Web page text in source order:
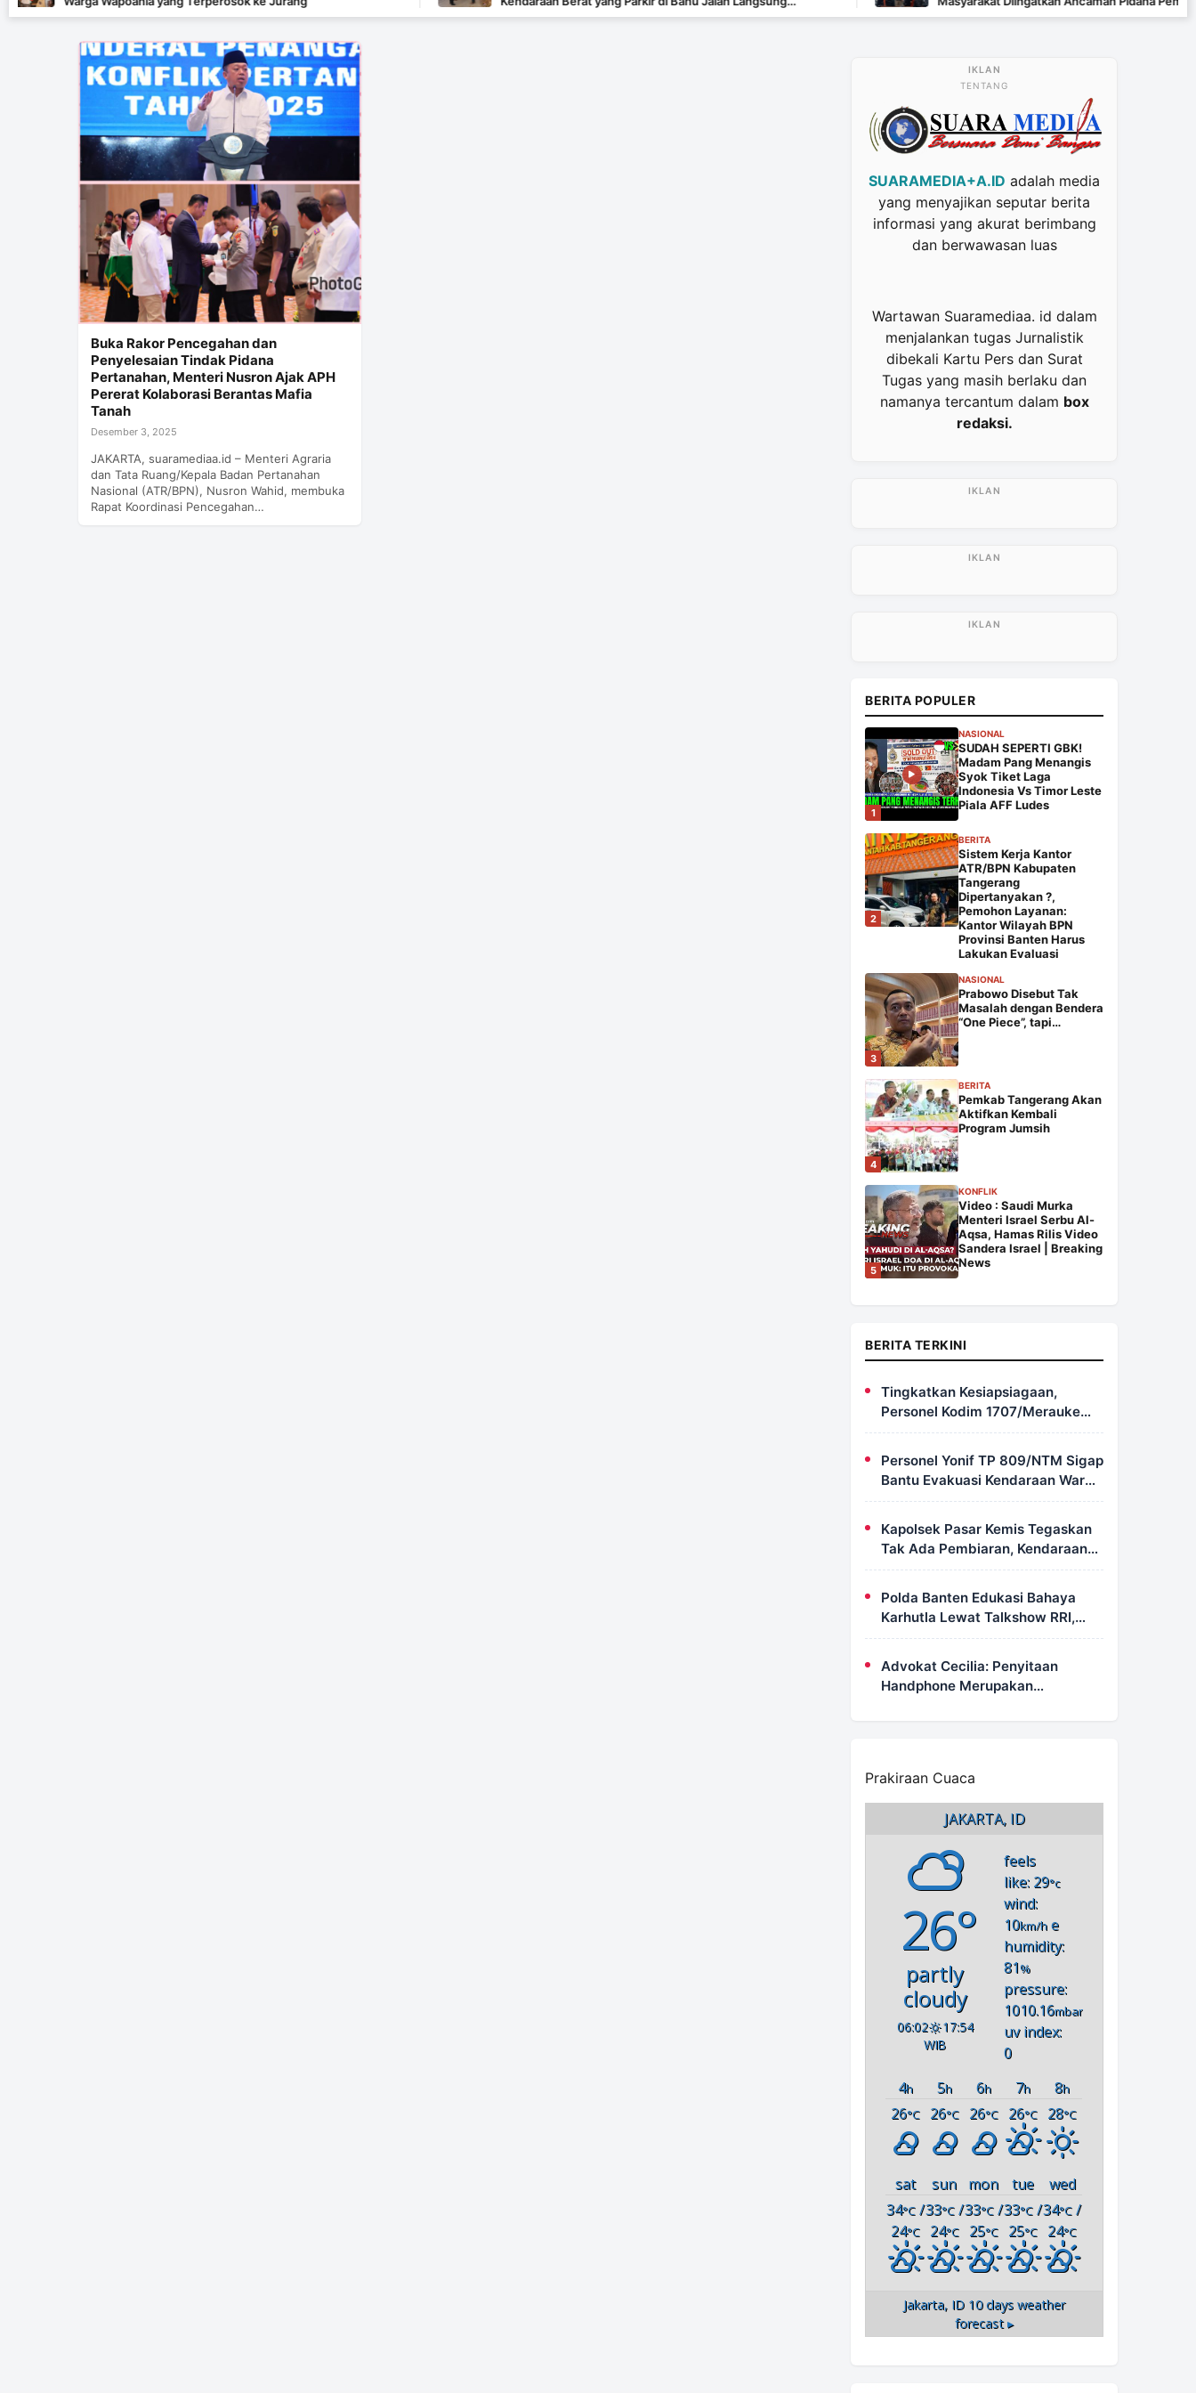
Ditertibkan
Buka Rakor Pencegahan dan
Penyelesaian Tindak Pidana
Pertanahan, Menteri Nusron Ajak APH
Pererat Kolaborasi Berantas Mafia
Tanah
Desember 3, 2025
JAKARTA, suaramediaa.id – Menteri Agraria
dan Tata Ruang/Kepala Badan Pertanahan
Nasional (ATR/BPN), Nusron Wahid, membuka
Rapat Koordinasi Pencegahan…
TENTANG
SUARAMEDIA+A.ID adalah media
yang menyajikan seputar berita
informasi yang akurat berimbang
dan berwawasan luas
Wartawan Suaramediaa. id dalam
menjalankan tugas Jurnalistik
dibekali Kartu Pers dan Surat
Tugas yang masih berlaku dan
namanya tercantum dalam box
redaksi.
BERITA POPULER
1
NASIONAL
SUDAH SEPERTI GBK!
Madam Pang Menangis
Syok Tiket Laga
Indonesia Vs Timor Leste
Piala AFF Ludes
2
BERITA
Sistem Kerja Kantor
ATR/BPN Kabupaten
Tangerang
Dipertanyakan ?,
Pemohon Layanan:
Kantor Wilayah BPN
Provinsi Banten Harus
Lakukan Evaluasi
3
NASIONAL
Prabowo Disebut Tak
Masalah dengan Bendera
“One Piece”, tapi…
4
BERITA
Pemkab Tangerang Akan
Aktifkan Kembali
Program Jumsih
5
KONFLIK
Video : Saudi Murka
Menteri Israel Serbu Al-
Aqsa, Hamas Rilis Video
Sandera Israel | Breaking
News
BERITA TERKINI
Tingkatkan Kesiapsiagaan,
Personel Kodim 1707/Merauke
Asah Ketrampilan Bersama
Petugas Damkar
Personel Yonif TP 809/NTM Sigap
Bantu Evakuasi Kendaraan Warga
Wapoania yang Terperosok ke
Kapolsek Pasar Kemis Tegaskan
Tak Ada Pembiaran, Kendaraan
Berat yang Parkir di Bahu Jalan
Langsung Ditertibkan
Polda Banten Edukasi Bahaya
Karhutla Lewat Talkshow RRI,
Masyarakat Diingatkan Ancaman
Pidana Pembakaran Lahan
Advokat Cecilia: Penyitaan
Handphone Merupakan
Prakiraan Cuaca
JAKARTA, ID
26°
partly
cloudy
06:02
17:54
WIB
feels
like: 29°c
wind:
10km/h e
humidity:
81%
pressure:
1010.16mbar
uv index:
0
4h 5h 6h 7h 8h
26°C 26°C 26°C 26°C 28°C
sat sun mon tue
wed
34°C/
24°C
33°C/
24°C
33°C/
25°C
33°C/
25°C
34°C /
24°C
Jakarta, ID 10 days weather
forecast ▸